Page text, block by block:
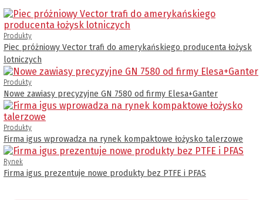
Produkty
Piec próżniowy Vector trafi do amerykańskiego producenta łożysk
lotniczych
Produkty
Nowe zawiasy precyzyjne GN 7580 od firmy Elesa+Ganter
Produkty
Firma igus wprowadza na rynek kompaktowe łożysko talerzowe
Rynek
Firma igus prezentuje nowe produkty bez PTFE i PFAS